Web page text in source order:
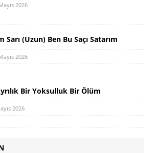
2026
Sarı (Uzun) Ben Bu Saçı Satarım
2026
Bir Yoksulluk Bir Ölüm
2026